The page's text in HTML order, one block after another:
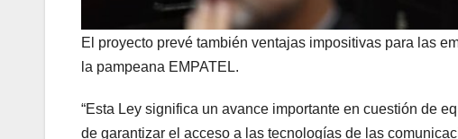
El proyecto prevé también ventajas impositivas para las
la pampeana EMPATEL.
“Esta Ley significa un avance importante en cuestión de
de garantizar el acceso a las tecnologías de las